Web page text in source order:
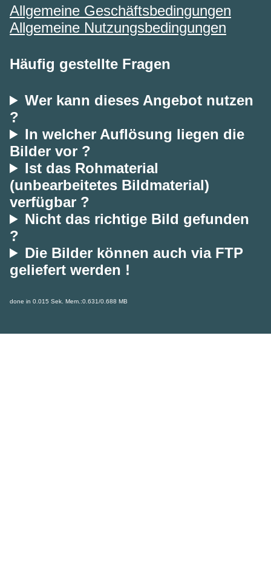
Allgemeine Geschäftsbedingungen
Allgemeine Nutzungsbedingungen
Häufig gestellte Fragen
Wer kann dieses Angebot nutzen
?
In welcher Auflösung liegen die
Bilder vor ?
Ist das Rohmaterial
(unbearbeitetes Bildmaterial)
verfügbar ?
Nicht das richtige Bild gefunden
?
Die Bilder können auch via FTP
geliefert werden !
done in 0.015 Sek. Mem.:0.631/0.688 MB